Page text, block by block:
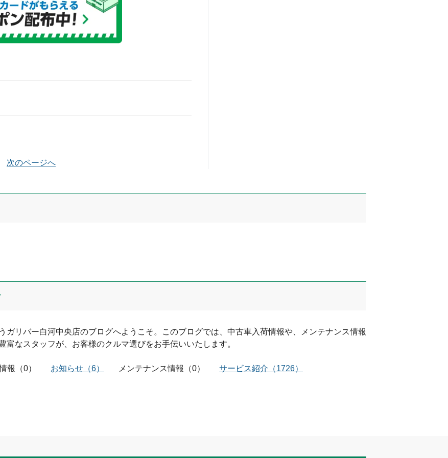
投稿する
次のページへ
ガリバー白河中央店のブログへようこそ。このブログでは、中古車入荷情報や、メンテナンス情報
なスタッフが、お客様のクルマ選びをお手伝いいたします。
報 （0） お知らせ （6） メンテナンス情報 （0） サービス紹介 （1726）